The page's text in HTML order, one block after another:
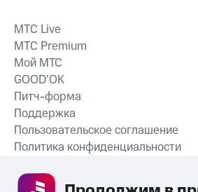
СКАЧАТЬ
MTС Live
MTС Premium
Мой МТС
GOOD’OK
Питч-форма
Поддержка
Пользовательское соглашение
Политика конфиденциальности